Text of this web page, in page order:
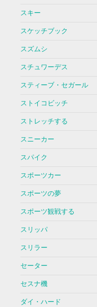
スキー
スケッチブック
スズムシ
スチュワーデス
スティーブ・セガール
ストイコビッチ
ストレッチする
スニーカー
スパイク
スポーツカー
スポーツの夢
スポーツ観戦する
スリッパ
スリラー
セーター
セスナ機
ダイ・ハード